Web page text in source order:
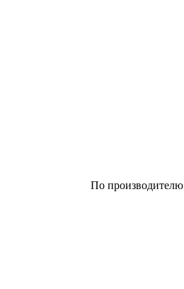
По производителю